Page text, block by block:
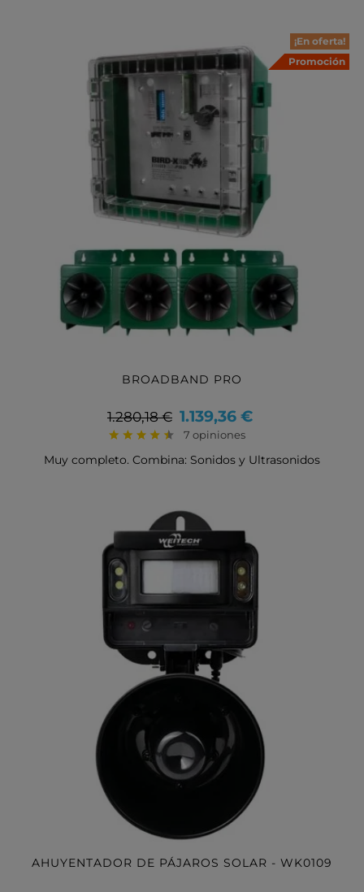
¡En oferta!
Promoción
BROADBAND PRO
Precio
base
1.280,18 € Precio
1.139,36 €
7 opiniones
Muy completo. Combina: Sonidos y Ultrasonidos
AHUYENTADOR DE PÁJAROS SOLAR - WK0109